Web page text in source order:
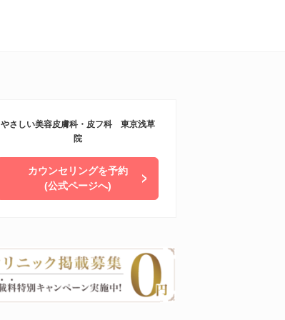
やさしい美容皮膚科・皮フ科 東京浅草
院
カウンセリングを予約
(公式ページへ)